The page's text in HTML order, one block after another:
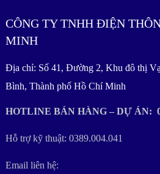
CÔNG TY TNHH ĐIỆN
MINH
Địa chỉ: Số 41, Đường 2, Khu đô thị
Bình, Thành phố Hồ Chí Minh
HOTLINE BÁN HÀNG – DỰ ÁN:
Hỗ trợ kỹ thuật: 0389.004.041
Email liên hệ: